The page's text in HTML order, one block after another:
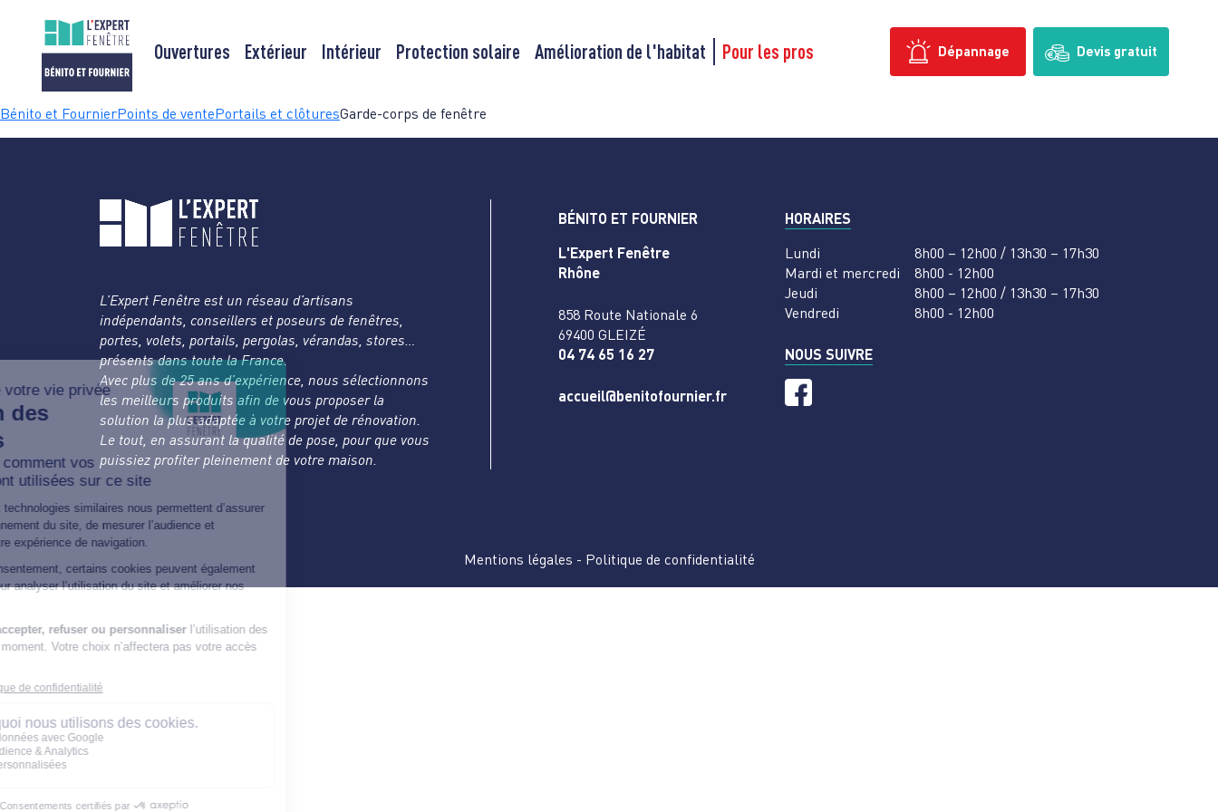
Passer
Dépannage Devis gratuit
Ouvertures Extérieur Intérieur Protection solaire Amélioration de l'habitat Pour les pros
Bénito et FournierPoints de ventePortails et clôturesGarde-corps de fenêtre
L’Expert Fenêtre est un réseau d’artisans
indépendants, conseillers et poseurs de fenêtres,
portes, volets, portails, pergolas, vérandas, stores…
présents dans toute la France.
Avec plus de 25 ans d’expérience, nous sélectionnons
les meilleurs produits afin de vous proposer la
solution la plus adaptée à votre projet de rénovation.
Le tout, en assurant la qualité de pose, pour que vous
puissiez profiter pleinement de votre maison.
BÉNITO ET FOURNIER
L'Expert Fenêtre
Rhône
858 Route Nationale 6
69400 GLEIZÉ
04 74 65 16 27
accueil@benitofournier.fr
HORAIRES
Lundi
8h00 – 12h00 / 13h30 – 17h30
Mardi et mercredi
8h00 - 12h00
Jeudi
8h00 – 12h00 / 13h30 – 17h30
Vendredi
8h00 - 12h00
NOUS SUIVRE
Mentions légales - Politique de confidentialité